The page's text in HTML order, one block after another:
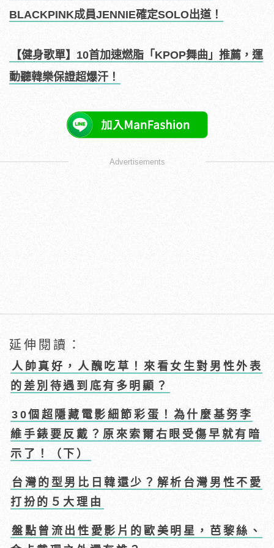
BLACKPINK成員JENNIE確定SOLO出道！
【健身歌單】10首加速燃脂「KPOP舞曲」推薦，運
動聽韓樂保證超爆汗！
Advertisements
延伸閱讀：
人帥真好，人醜吃草！來看女生對男性外表
的差別待遇到底有多明顯？
30個超隱藏電影細節彩蛋！為什麼基努李
維手錶要反戴？原來索爾右眼受傷早就有暗
示了！（下）
台灣的型男比日韓還少？解析台灣男性不愛
打扮的５大理由
盤點曾流出性愛影片的歐美明星，芭黎絲、